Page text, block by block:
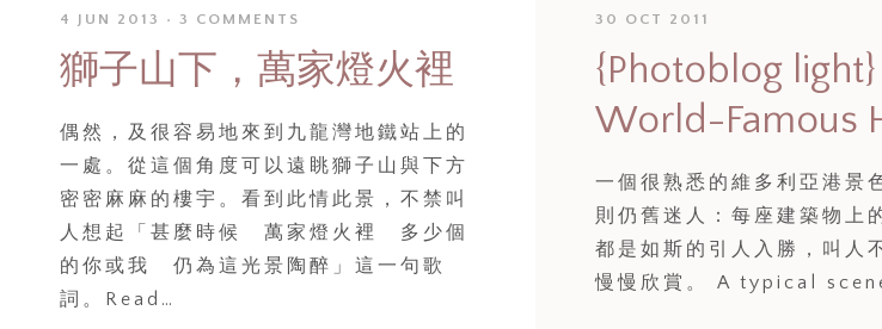
4 JUN 2013 3 COMMENTS
獅子山下，萬家燈火裡
偶然，及很容易地來到九龍灣地鐵站上的
一處。從這個角度可以遠眺獅子山與下方
密密麻麻的樓宇。看到此情此景，不禁叫
人想起「甚麼時候 萬家燈火裡 多少個
的你或我 仍為這光景陶醉」這一句歌
詞。Read…
30 OCT 2011
{Photoblog light}
World-Famous
一個很熟悉的維多利亞港景
則仍舊迷人：每座建築物上
都是如斯的引人入勝，叫人
慢慢欣賞。 A typical